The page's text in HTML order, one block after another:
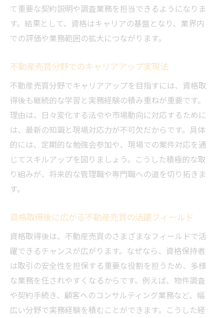
て重要な契約説明や調査業務を担当できるようになりま
す。結果として、資格はキャリアの基盤となり、業界内
での評価や業務範囲の拡大につながります。
不動産売買分野でのキャリアアップ実現法
不動産売買分野でキャリアアップを目指すには、資格取
得後も継続的な学習と実務経験の積み重ねが重要です。
理由は、日々変化する法令や市場動向に対応するために
は、最新の知識と現場対応力が不可欠だからです。具体
的には、定期的な勉強会参加や、現場での案件対応を通
じてスキルアップを図りましょう。こうした積極的な取
り組みが、将来的な管理職や専門職への道を切り拓きま
す。
資格取得後に広がる不動産売買の活躍フィールド
資格取得後は、不動産売買のさまざまなフィールドで活
躍できるチャンスが広がります。なぜなら、資格保持者
は取引の安全性を担保する重要な役割を担うため、多様
な業務を任されやすくなるからです。例えば、物件調査
や契約手続き、顧客へのコンサルティング業務など、幅
広い分野で実務経験を積むことができます。こうした経